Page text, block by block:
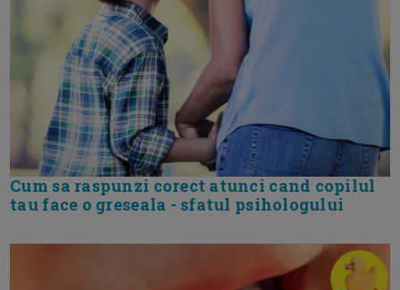
Cum sa raspunzi corect atunci cand copilul
tau face o greseala - sfatul psihologului